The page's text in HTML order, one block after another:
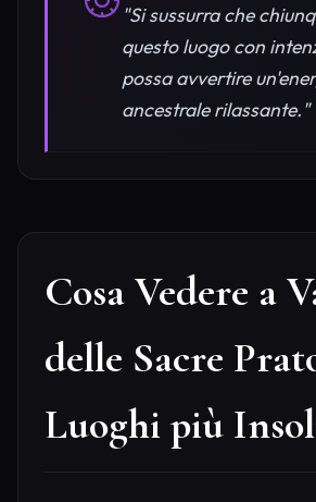
"Si sussurra che
questo luogo con
possa avvertire
ancestrale rilassante."
Cosa Vedere a
delle Sacre
Luoghi più